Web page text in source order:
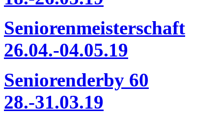
Seniorenmeisterschaft
26.04.-04.05.19
Seniorenderby 60
28.-31.03.19